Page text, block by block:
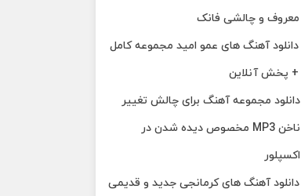
معروف و چالشی فانک
دانلود آهنگ های عمو امید مجموعه کامل
+ پخش آنلاین
دانلود مجموعه آهنگ برای چالش تغییر
ناخن MP3 مخصوص دیده شدن در
اکسپلور
دانلود آهنگ‌ های کرمانجی جدید و قدیمی